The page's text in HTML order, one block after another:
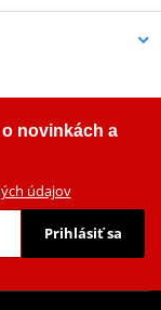
novinkách a
údajov
Prihlásiť sa